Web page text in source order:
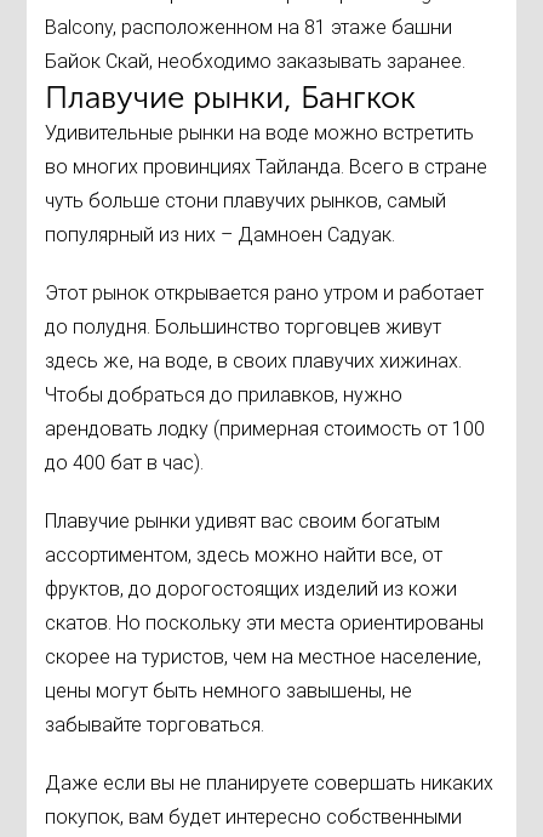
Balcony, расположенном на 81 этаже башни
Байок Скай, необходимо заказывать заранее.
Плавучие рынки, Бангкок
Удивительные рынки на воде можно встретить
во многих провинциях Тайланда. Всего в стране
чуть больше стони плавучих рынков, самый
популярный из них – Дамноен Садуак.
Этот рынок открывается рано утром и работает
до полудня. Большинство торговцев живут
здесь же, на воде, в своих плавучих хижинах.
Чтобы добраться до прилавков, нужно
арендовать лодку (примерная стоимость от 100
до 400 бат в час).
Плавучие рынки удивят вас своим богатым
ассортиментом, здесь можно найти все, от
фруктов, до дорогостоящих изделий из кожи
скатов. Но поскольку эти места ориентированы
скорее на туристов, чем на местное население,
цены могут быть немного завышены, не
забывайте торговаться.
Даже если вы не планируете совершать никаких
покупок, вам будет интересно собственными